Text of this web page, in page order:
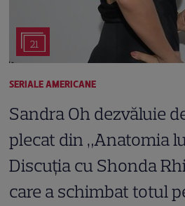
21
SERIALE AMERICANE
Sandra Oh dezvăluie
plecat din „Anatomia
Discuția cu Shonda
care a schimbat totul